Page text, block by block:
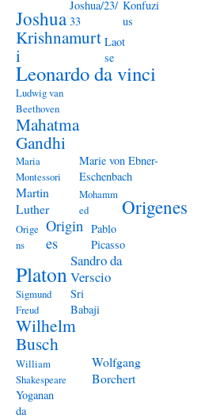
Joshua
Joshua/23/
33
Konfuzi
us
Krishnamurt
i
Laot
se
Leonardo da vinci
Ludwig van
Beethoven
Mahatma
Gandhi
Maria
Montessori
Marie von Ebner-
Eschenbach
Martin
Luther
Mohamm
ed
Origenes
Orige
ns
Origin
es
Pablo
Picasso
Platon
Sandro da
Verscio
Sigmund
Freud
Sri
Babaji
Wilhelm
Busch
William
Shakespeare
Wolfgang
Borchert
Yoganan
da